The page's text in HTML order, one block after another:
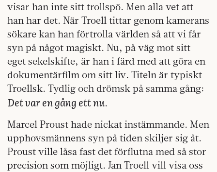
visar han inte sitt trollspö. Men alla vet att
han har det. När Troell tittar genom kamerans
sökare kan han förtrolla världen så att vi får
syn på något magiskt. Nu, på väg mot sitt
eget sekelskifte, är han i färd med att göra en
dokumentärfilm om sitt liv. Titeln är typiskt
Troellsk. Tydlig och drömsk på samma gång:
Det var en gång ett nu.
Marcel Proust hade nickat instämmande. Men
upphovsmännens syn på tiden skiljer sig åt.
Proust ville låsa fast det förflutna med så stor
precision som möjligt. Jan Troell vill visa oss